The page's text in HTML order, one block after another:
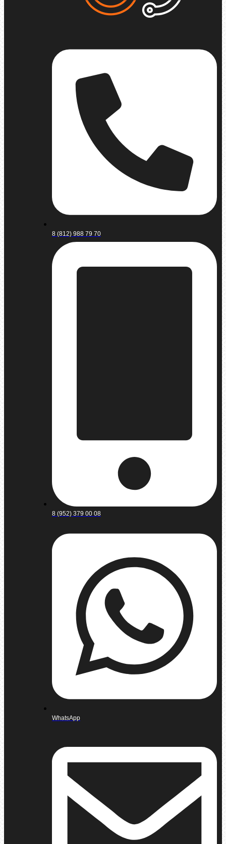
8 (812) 988 79 70
8 (952) 379 00 08
WhatsApp